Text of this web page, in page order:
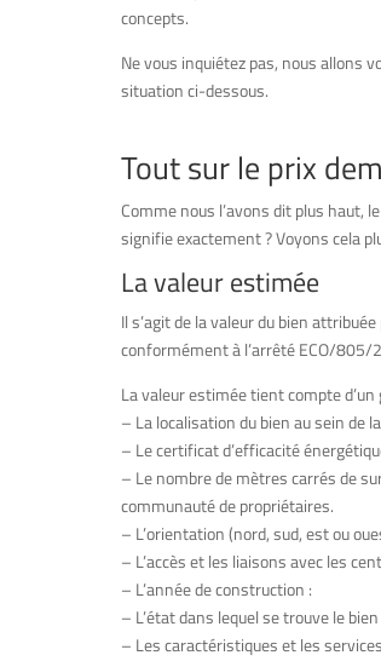
concepts.
Ne vous inquiétez pas, nous allons
situation ci-dessous.
Tout sur le prix
Comme nous l’avons dit plus haut,
signifie exactement ? Voyons cela
La valeur estimée
Il s’agit de la valeur du bien
conformément à l’arrêté ECO/805/
La valeur estimée tient compte
– La localisation du bien au sein de
– Le certificat d’efficacité
– Le nombre de mètres carrés de
communauté de propriétaires.
– L’orientation (nord, sud, est ou
– L’accès et les liaisons avec les
– L’année de construction :
– L’état dans lequel se trouve le
– Les caractéristiques et les